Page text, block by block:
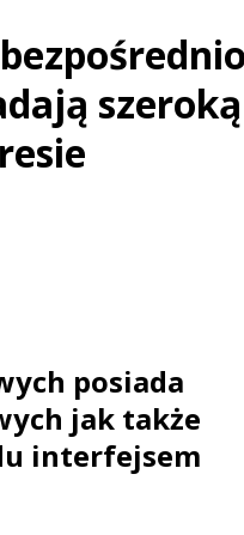
IndyCar w Nashville i ucieka
– osiągi, wersje silnikowe i
szeroką
posiada
jak także
interfejsem